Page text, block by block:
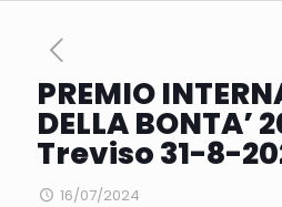
PREMIO
DELLA BONTA’
Treviso 31-8-
16/07/2024